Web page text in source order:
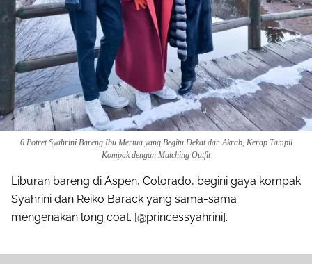
6 Potret Syahrini Bareng Ibu Mertua yang Begitu Dekat dan Akrab, Kerap Tampil
Kompak dengan Matching Outfit
Liburan bareng di Aspen, Colorado, begini gaya kompak
Syahrini dan Reiko Barack yang sama-sama
mengenakan long coat. [@princessyahrini].